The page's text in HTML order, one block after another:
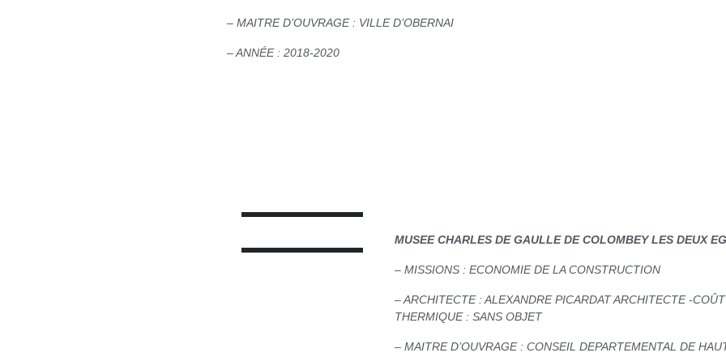
– MAITRE D’OUVRAGE : VILLE D’OBERNAI
– ANNÉE : 2018-2020
MUSEE CHARLES DE GAULLE DE COLOMBEY LES DEUX
– MISSIONS : ECONOMIE DE LA CONSTRUCTION
– ARCHITECTE : ALEXANDRE PICARDAT ARCHITECTE -
THERMIQUE : SANS OBJET
– MAITRE D’OUVRAGE : CONSEIL DEPARTEMENTAL DE